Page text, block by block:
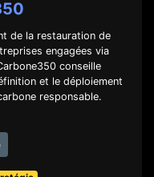
de la restauration de
engagées via
conseille
et le déploiement
responsable.